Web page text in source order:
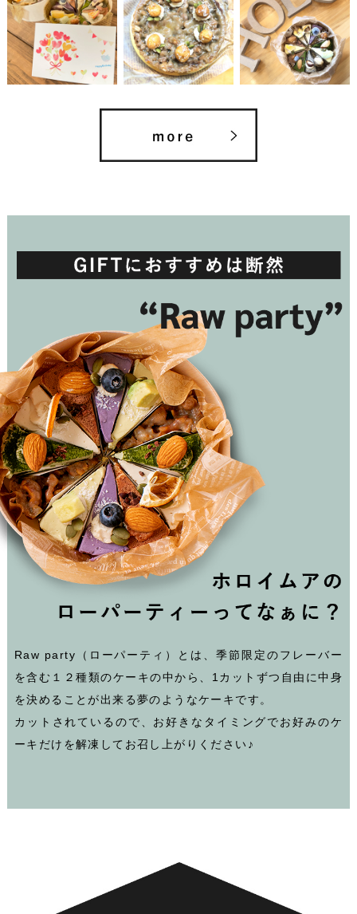
Raw party（ローパーティ）とは、季節限定のフレーバー
を含む１２種類のケーキの中から、1カットずつ自由に中身
を決めることが出来る夢のようなケーキです。
カットされているので、お好きなタイミングでお好みのケ
ーキだけを解凍してお召し上がりください♪